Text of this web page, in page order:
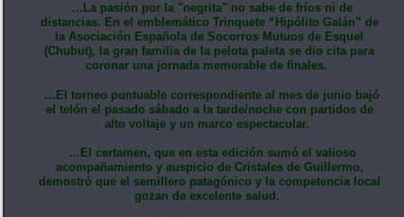
…La pasión por la "negrita" no sabe de fríos ni de
distancias. En el emblemático Trinquete “Hipólito Galán” de
la Asociación Española de Socorros Mutuos de Esquel
(Chubut), la gran familia de la pelota paleta se dio cita para
coronar una jornada memorable de finales.
…El torneo puntuable correspondiente al mes de junio bajó
el telón el pasado sábado a la tarde/noche con partidos de
alto voltaje y un marco espectacular.
…El certamen, que en esta edición sumó el valioso
acompañamiento y auspicio de Cristales de Guillermo,
demostró que el semillero patagónico y la competencia local
gozan de excelente salud.